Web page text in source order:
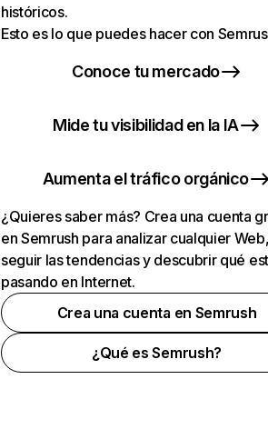
históricos.
Esto es lo que puedes hacer con
Conoce tu mercado
Mide tu visibilidad en la IA
Aumenta el tráfico orgánico
¿Quieres saber más? Crea una cuenta
en Semrush para analizar cualquier
seguir las tendencias y descubrir qué
pasando en Internet.
Crea una cuenta en Semrush
¿Qué es Semrush?